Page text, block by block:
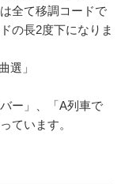
全て移調コードで
の長2度下になりま
選」
ー」、「A列車で
ています。